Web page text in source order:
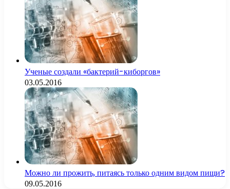
Ученые создали «бактерий-киборгов»
03.05.2016
Можно ли прожить, питаясь только одним видом пищи?
09.05.2016